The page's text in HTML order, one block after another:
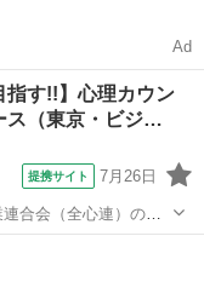
Ad
指す!!】心理カウン
ス（東京・ビジ…
提携サイト 7月26日
合会（全心連）の認
ます。 そんな中、全